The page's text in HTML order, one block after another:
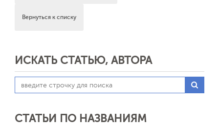
Вернуться к списку
ИСКАТЬ СТАТЬЮ, АВТОРА
СТАТЬИ ПО НАЗВАНИЯМ